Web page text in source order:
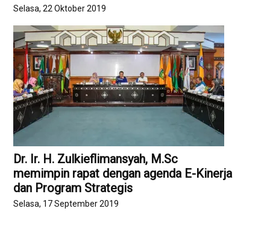
Selasa, 22 Oktober 2019
Dr. Ir. H. Zulkieflimansyah, M.Sc
memimpin rapat dengan agenda E-Kinerja
dan Program Strategis
Selasa, 17 September 2019